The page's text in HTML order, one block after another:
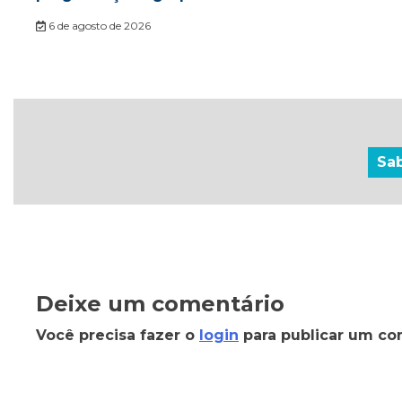
6 de agosto de 2026
Deixe um comentário
Você precisa fazer o login para publicar um